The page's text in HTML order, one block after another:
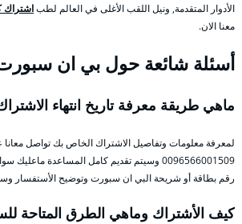
الأدوار المتقدمة, ونيل اللقب الأغلى في العالم لطباشتراك
معنا الان.
أسئلة شائعة حول بي ان
ماهي طريقة معرفة تاريخ انتهاء
لمعرفة معلومات وتفاصيل الاشتراك الخاص بك تواصل معانا
0096566001509 وسيتم تقديم كامل المساعدة
رقم بطاقة أو شريحة البي ان سبورت وتوضيح الأستفسار وسيتم الرد
كيف الأشتراك وماهي الطرق المتاحة